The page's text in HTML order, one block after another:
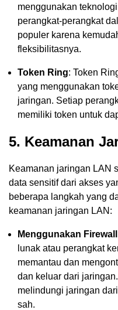
menggunakan
perangkat-perangkat
populer karena
fleksibilitasnya.
Token Ring: Token
yang menggunakan
jaringan. Setiap
memiliki token untuk
5. Keamanan
Keamanan jaringan LAN
data sensitif dari akses
beberapa langkah yang
keamanan jaringan LAN:
Menggunakan Firewall
lunak atau perangkat
memantau dan
dan keluar dari
melindungi jaringan
sah.